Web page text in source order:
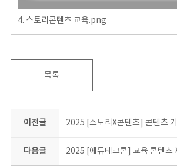
4. 스토리콘텐츠 교육.png
목록
이전글
다음글